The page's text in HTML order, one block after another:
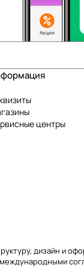
центры
дизайн и